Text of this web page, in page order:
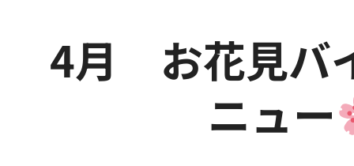
4月 お花見バ
ニュー
事業所紹介